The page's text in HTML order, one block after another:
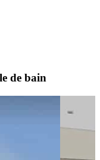
de bain